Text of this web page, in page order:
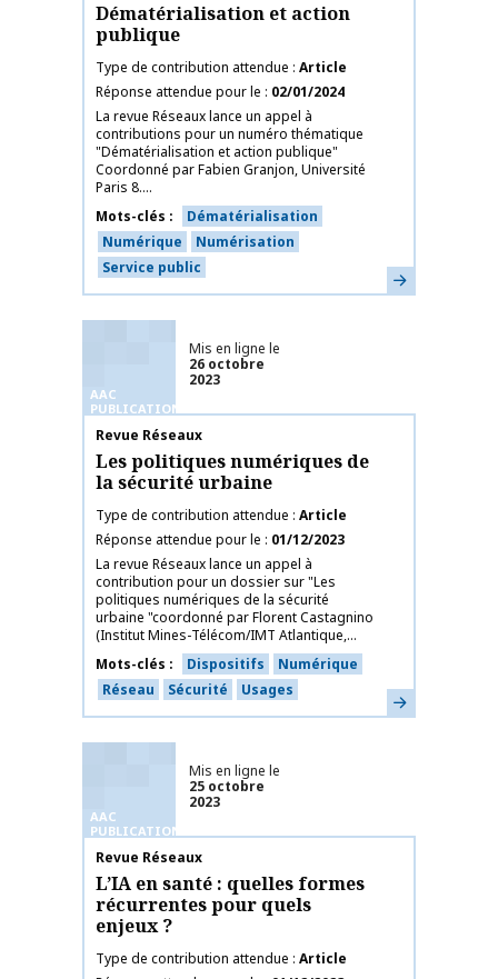
Dématérialisation et action
publique
Type de contribution attendue Article
Réponse attendue pour le
02/01/2024
La revue Réseaux lance un appel à
contributions pour un numéro thématique
"Dématérialisation et action publique"
Coordonné par Fabien Granjon, Université
Paris 8....
Mots-clés
Dématérialisation
Numérique
Numérisation
Service public
En savoir plus
AAC
PUBLICATIONS
Mis en ligne le
26 octobre
2023
Nom de la publication
Revue Réseaux
Les politiques numériques de
la sécurité urbaine
Type de contribution attendue Article
Réponse attendue pour le
01/12/2023
La revue Réseaux lance un appel à
contribution pour un dossier sur "Les
politiques numériques de la sécurité
urbaine "coordonné par Florent Castagnino
(Institut Mines-Télécom/IMT Atlantique,...
Mots-clés
Dispositifs
Numérique
Réseau
Sécurité Usages En savoir plus
AAC
PUBLICATIONS
Mis en ligne le
25 octobre
2023
Nom de la publication
Revue Réseaux
L’IA en santé : quelles formes
récurrentes pour quels
enjeux ?
Type de contribution attendue Article